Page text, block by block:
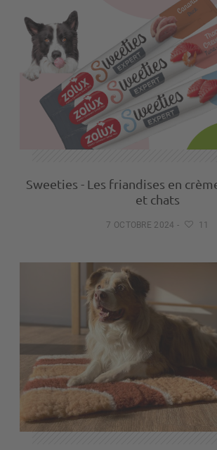
Sweeties - Les friandises en
et chats
7 OCTOBRE 2024 - 11